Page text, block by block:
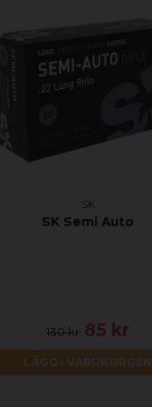
SK
SK Semi Auto
130 kr 85 kr
LÄGG I VARUKORGEN